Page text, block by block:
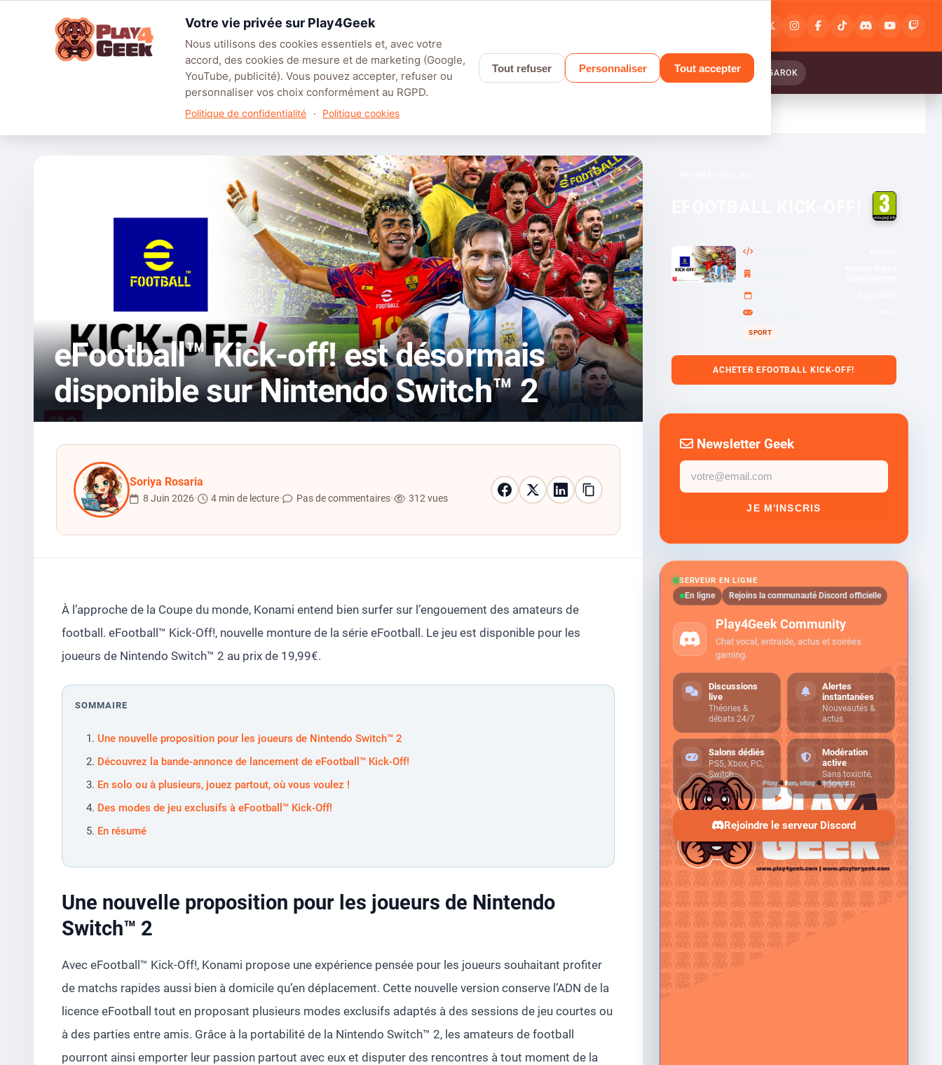
inscription
LEAGUE OF LEGENDS BATTLEFIELD 6 PALWORLD APEX LEGENDS SAROS GRANBLUE FANTASY RELINK : ENDLESS RANGAROK
eFootball™ Kick-off! est désormais disponible sur Nintendo Switch™ 2
eFootball™ Kick-off! est désormais
disponible sur Nintendo Switch™ 2
Soriya Rosaria
8 Juin 2026• 4 min de lecture• Pas de commentaires• 312 vues
À l’approche de la Coupe du monde, Konami entend bien surfer sur l’engouement des amateurs de
football. eFootball™ Kick-Off!, nouvelle monture de la série eFootball. Le jeu est disponible pour les
joueurs de Nintendo Switch™ 2 au prix de 19,99€.
SOMMAIRE
Une nouvelle proposition pour les joueurs de Nintendo Switch™ 2
Découvrez la bande-annonce de lancement de eFootball™ Kick-Off!
En solo ou à plusieurs, jouez partout, où vous voulez !
Des modes de jeu exclusifs à eFootball™ Kick-Off!
En résumé
Une nouvelle proposition pour les joueurs de Nintendo
Switch™ 2
Avec eFootball™ Kick-Off!, Konami propose une expérience pensée pour les joueurs souhaitant profiter
de matchs rapides aussi bien à domicile qu’en déplacement. Cette nouvelle version conserve l’ADN de la
licence eFootball tout en proposant plusieurs modes exclusifs adaptés à des sessions de jeu courtes ou
à des parties entre amis. Grâce à la portabilité de la Nintendo Switch™ 2, les amateurs de football
pourront ainsi emporter leur passion partout avec eux et disputer des rencontres à tout moment de la
DÉVELOPPEUR
PLATEFORMES
SPORT
ACHETER EFOOTBALL KICK-OFF!
Newsletter Geek
Email
newsletter
JE M'INSCRIS
SERVEUR EN LIGNE
En ligne Rejoins la communauté Discord officielle
Play4Geek Community
Chat vocal, entraide, actus et soirées
gaming.
Discussions
live
Théories &
débats 24/7
Alertes
instantanées
Nouveautés &
actus
Salons dédiés
PS5, Xbox, PC,
Switch…
Modération
active
Sans toxicité,
100% FR
Rejoindre le serveur Discord
Votre vie privée sur Play4Geek
Nous utilisons des cookies essentiels et, avec votre
accord, des cookies de mesure et de marketing (Google,
YouTube, publicité). Vous pouvez accepter, refuser ou
personnaliser vos choix conformément au RGPD.
Politique de confidentialité · Politique cookies
Tout refuser Personnaliser Tout accepter